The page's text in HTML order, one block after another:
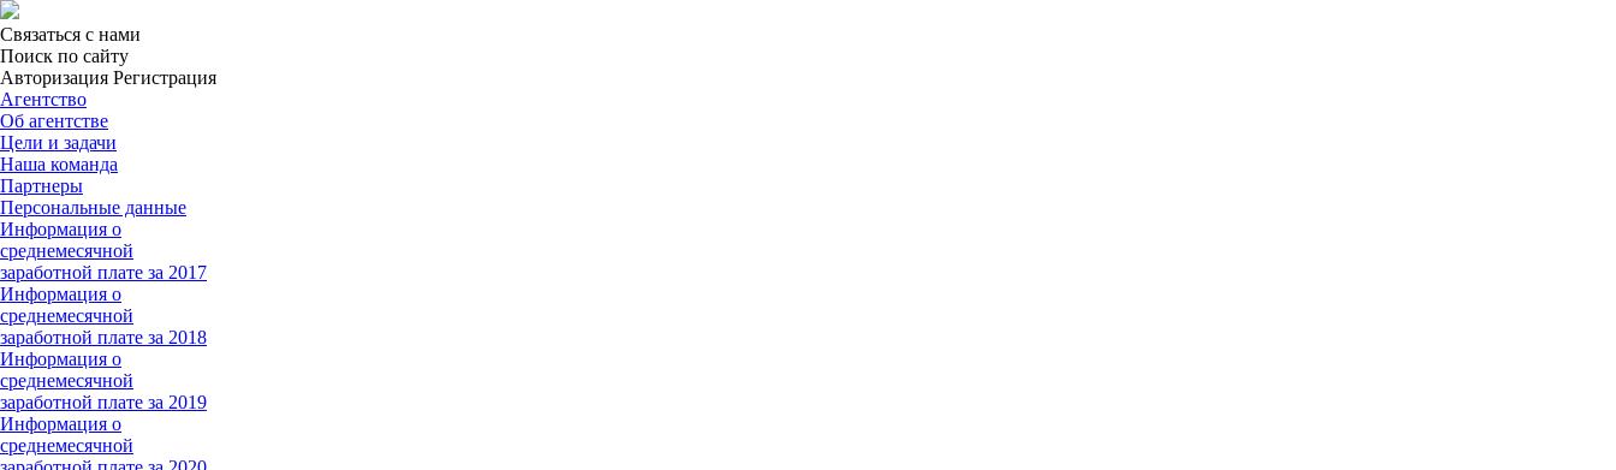
Связаться с нами
Поиск по сайту
Авторизация Регистрация
Агентство
Об агентстве
Цели и задачи
Наша команда
Партнеры
Персональные данные
Информация о
среднемесячной
заработной плате за 2017
Информация о
среднемесячной
заработной плате за 2018
Информация о
среднемесячной
заработной плате за 2019
Информация о
среднемесячной